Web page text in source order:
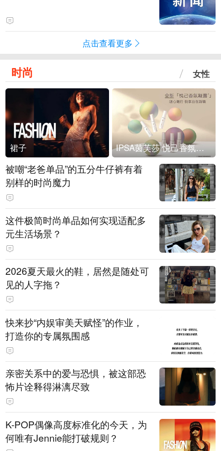
点击查看更多
时尚 女性
裙子 IPSA茵芙莎 悦己香氛凝露上市
被嘲“老爸单品”的五分牛仔裤有着
别样的时尚魔力
这件极简时尚单品如何实现适配多
元生活场景？
2026夏天最火的鞋，居然是随处可
见的人字拖？
快来抄“内娱审美天赋怪”的作业，
打造你的专属氛围感
亲密关系中的爱与恐惧，被这部恐
怖片诠释得淋漓尽致
K-POP偶像高度标准化的今天，为
何唯有Jennie能打破规则？